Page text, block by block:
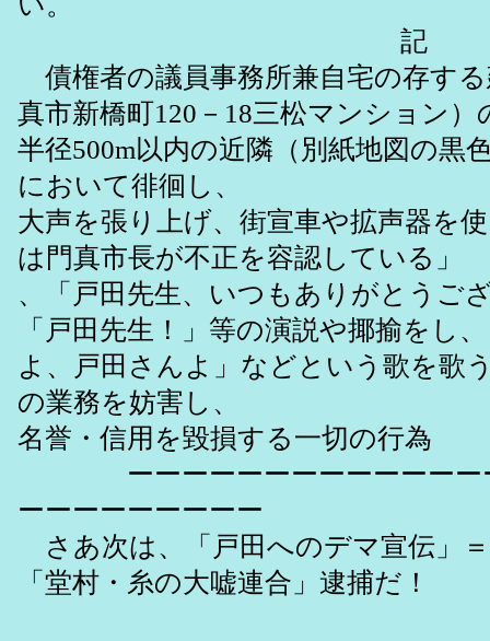
記
債権者の議員事務所兼自宅の存す
真市新橋町120－18三松マンション）
半径500m以内の近隣（別紙地図の黒
において徘徊し、
大声を張り上げ、街宣車や拡声器を
は門真市長が不正を容認している」
、「戸田先生、いつもありがとうご
「戸田先生！」等の演説や揶揄をし
よ、戸田さんよ」などという歌を歌
の業務を妨害し、
名誉・信用を毀損する一切の行為
ーーーーーーーーーーーーー
ーーーーーーーーー
さあ次は、「戸田へのデマ宣伝」
「堂村・糸の大嘘連合」逮捕だ！